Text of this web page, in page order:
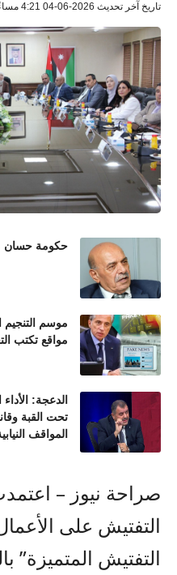
تاريخ آخر تحديث 2026-06-04 4:21 مساءً
حكومة حسان
موسم التنجيم
مواقع تكتب
الدعجة:
تحت القبة
المواقف
صراحة نيوز – اعتمدت
التفتيش على
التفتيش المتميزة”